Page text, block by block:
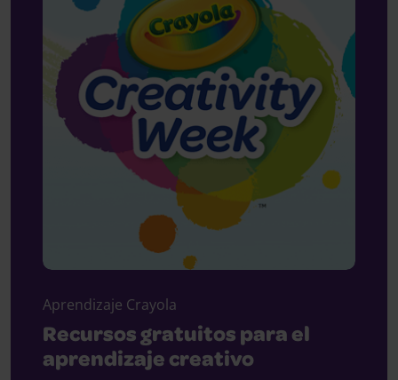
Aprendizaje Crayola
Recursos gratuitos para el
aprendizaje creativo